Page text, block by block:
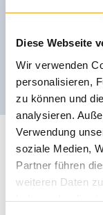
Diese Webseite
Wir verwenden
personalisieren,
zu können und
analysieren.
Verwendung
soziale Medien,
Partner führen
weiteren Daten